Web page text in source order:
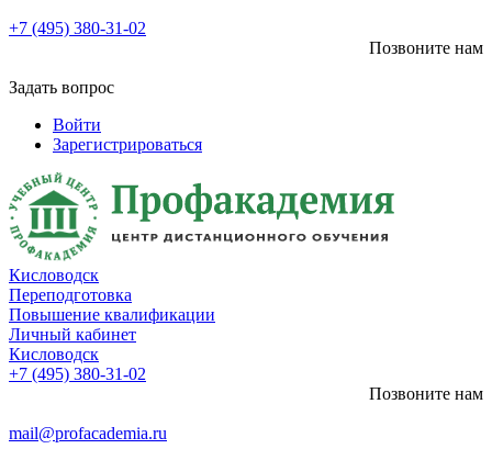
+7 (495) 380-31-02
Позвоните нам
Задать вопрос
Войти
Зарегистрироваться
Кисловодск
Переподготовка
Повышение квалификации
Личный кабинет
Кисловодск
+7 (495) 380-31-02
Позвоните нам
mail@profacademia.ru